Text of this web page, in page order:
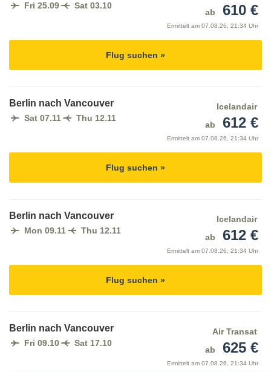
Fri 25.09 Sat 03.10
ab
610 €
Ermittelt am 07.08.26, 21:34 Uhr
Flug suchen »
Berlin nach Vancouver
Sat 07.11 Thu 12.11
Icelandair
ab
612 €
Ermittelt am 07.08.26, 21:34 Uhr
Flug suchen »
Berlin nach Vancouver
Mon 09.11 Thu 12.11
Icelandair
ab
612 €
Ermittelt am 07.08.26, 21:34 Uhr
Flug suchen »
Berlin nach Vancouver
Fri 09.10 Sat 17.10
Air Transat
ab
625 €
Ermittelt am 07.08.26, 21:34 Uhr